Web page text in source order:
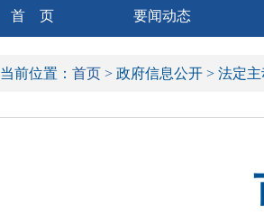
首 页 要闻动态
当前位置： 首页 > 政府信息公开 > 法定